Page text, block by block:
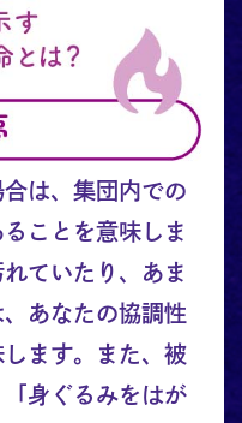
は、集団内での
ことを意味しま
ていたり、あま
あなたの協調性
ます。また、被
身ぐるみをはが